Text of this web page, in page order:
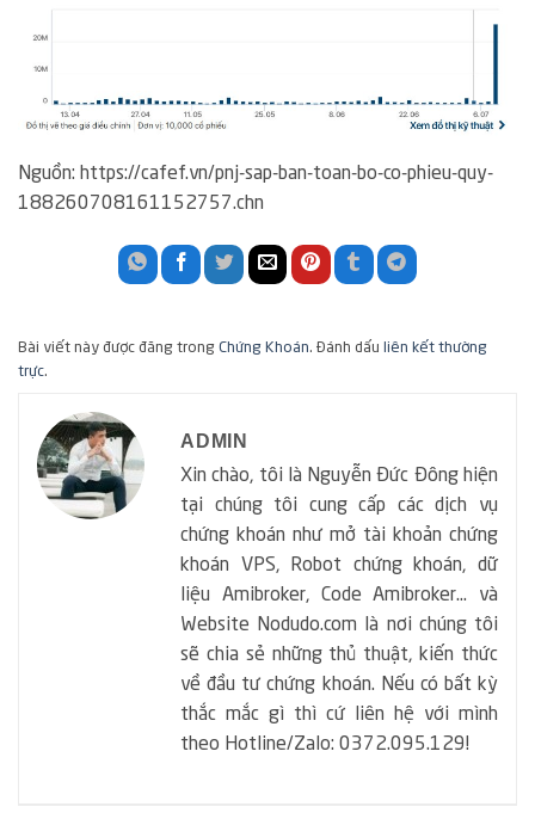
Nguồn: https://cafef.vn/pnj-sap-ban-toan-bo-co-phieu-quy-
188260708161152757.chn
Bài viết này được đăng trong Chứng Khoán. Đánh dấu liên kết thường
trực.
ADMIN
Xin chào, tôi là Nguyễn Đức Đông hiện
tại chúng tôi cung cấp các dịch vụ
chứng khoán như mở tài khoản chứng
khoán VPS, Robot chứng khoán, dữ
liệu Amibroker, Code Amibroker... và
Website Nodudo.com là nơi chúng tôi
sẽ chia sẻ những thủ thuật, kiến thức
về đầu tư chứng khoán. Nếu có bất kỳ
thắc mắc gì thì cứ liên hệ với mình
theo Hotline/Zalo: 0372.095.129!